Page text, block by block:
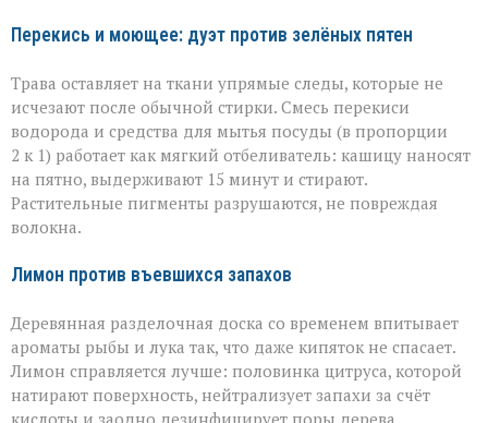
Перекись и моющее: дуэт против зелёных пятен
Трава оставляет на ткани упрямые следы, которые не
исчезают после обычной стирки. Смесь перекиси
водорода и средства для мытья посуды (в пропорции
2 к 1) работает как мягкий отбеливатель: кашицу наносят
на пятно, выдерживают 15 минут и стирают.
Растительные пигменты разрушаются, не повреждая
волокна.
Лимон против въевшихся запахов
Деревянная разделочная доска со временем впитывает
ароматы рыбы и лука так, что даже кипяток не спасает.
Лимон справляется лучше: половинка цитруса, которой
натирают поверхность, нейтрализует запахи за счёт